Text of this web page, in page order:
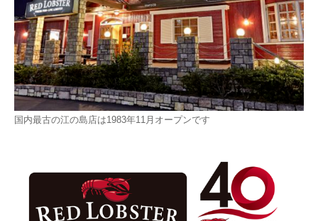
国内最古の江の島店は1983年11月オープンです